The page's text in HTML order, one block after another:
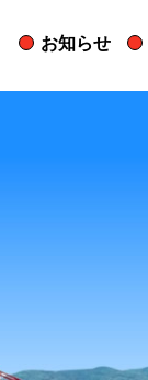
お知らせ